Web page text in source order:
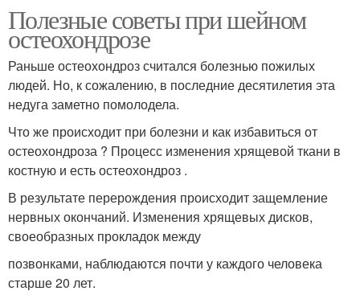
Полезные советы при шейном
остеохондрозе
Раньше остеохондроз считался болезнью пожилых
людей. Но, к сожалению, в последние десятилетия эта
недуга заметно помолодела.
Что же происходит при болезни и как избавиться от
остеохондроза ? Процесс изменения хрящевой ткани в
костную и есть остеохондроз .
В результате перерождения происходит защемление
нервных окончаний. Изменения хрящевых дисков,
своеобразных прокладок между
позвонками, наблюдаются почти у каждого человека
старше 20 лет.